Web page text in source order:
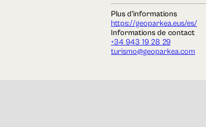
Plus d'informations
https://geoparkea.eus/es/
Informations de contact
+34 943 19 28 29
turismo@geoparkea.com